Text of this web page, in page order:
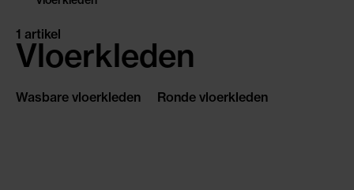
Vloerkleden
1 artikel
Wasbare vloerkleden Ronde vloerkleden